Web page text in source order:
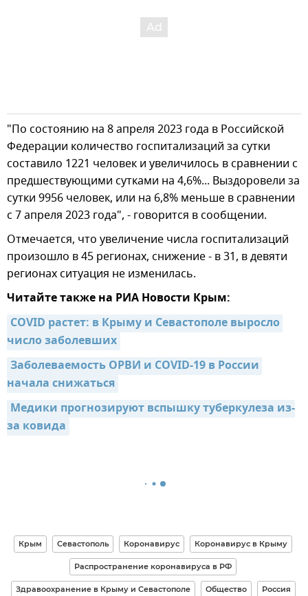
"По состоянию на 8 апреля 2023 года в Российской
Федерации количество госпитализаций за сутки
составило 1221 человек и увеличилось в сравнении с
предшествующими сутками на 4,6%... Выздоровели за
сутки 9956 человек, или на 6,8% меньше в сравнении
с 7 апреля 2023 года", - говорится в сообщении.
Отмечается, что увеличение числа госпитализаций
произошло в 45 регионах, снижение - в 31, в девяти
регионах ситуация не изменилась.
Читайте также на РИА Новости Крым:
COVID растет: в Крыму и Севастополе выросло
число заболевших
Заболеваемость ОРВИ и COVID-19 в России
начала снижаться
Медики прогнозируют вспышку туберкулеза из-
за ковида
Крым Севастополь Коронавирус Коронавирус в Крыму
Распространение коронавируса в РФ
Здравоохранение в Крыму и Севастополе Общество Россия